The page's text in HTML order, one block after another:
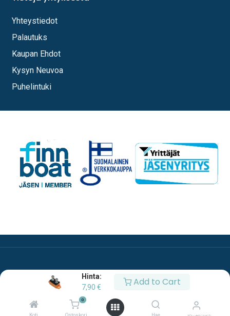
Hinta:
7,90 € Add to Cart
Koti
0
Ostoskori Hae
Yhteystiedot
Palautuks
Kaupan Ehdot
Kysyn Neuvoa
Puhelintuki
Copyright © Oy Esco Ab